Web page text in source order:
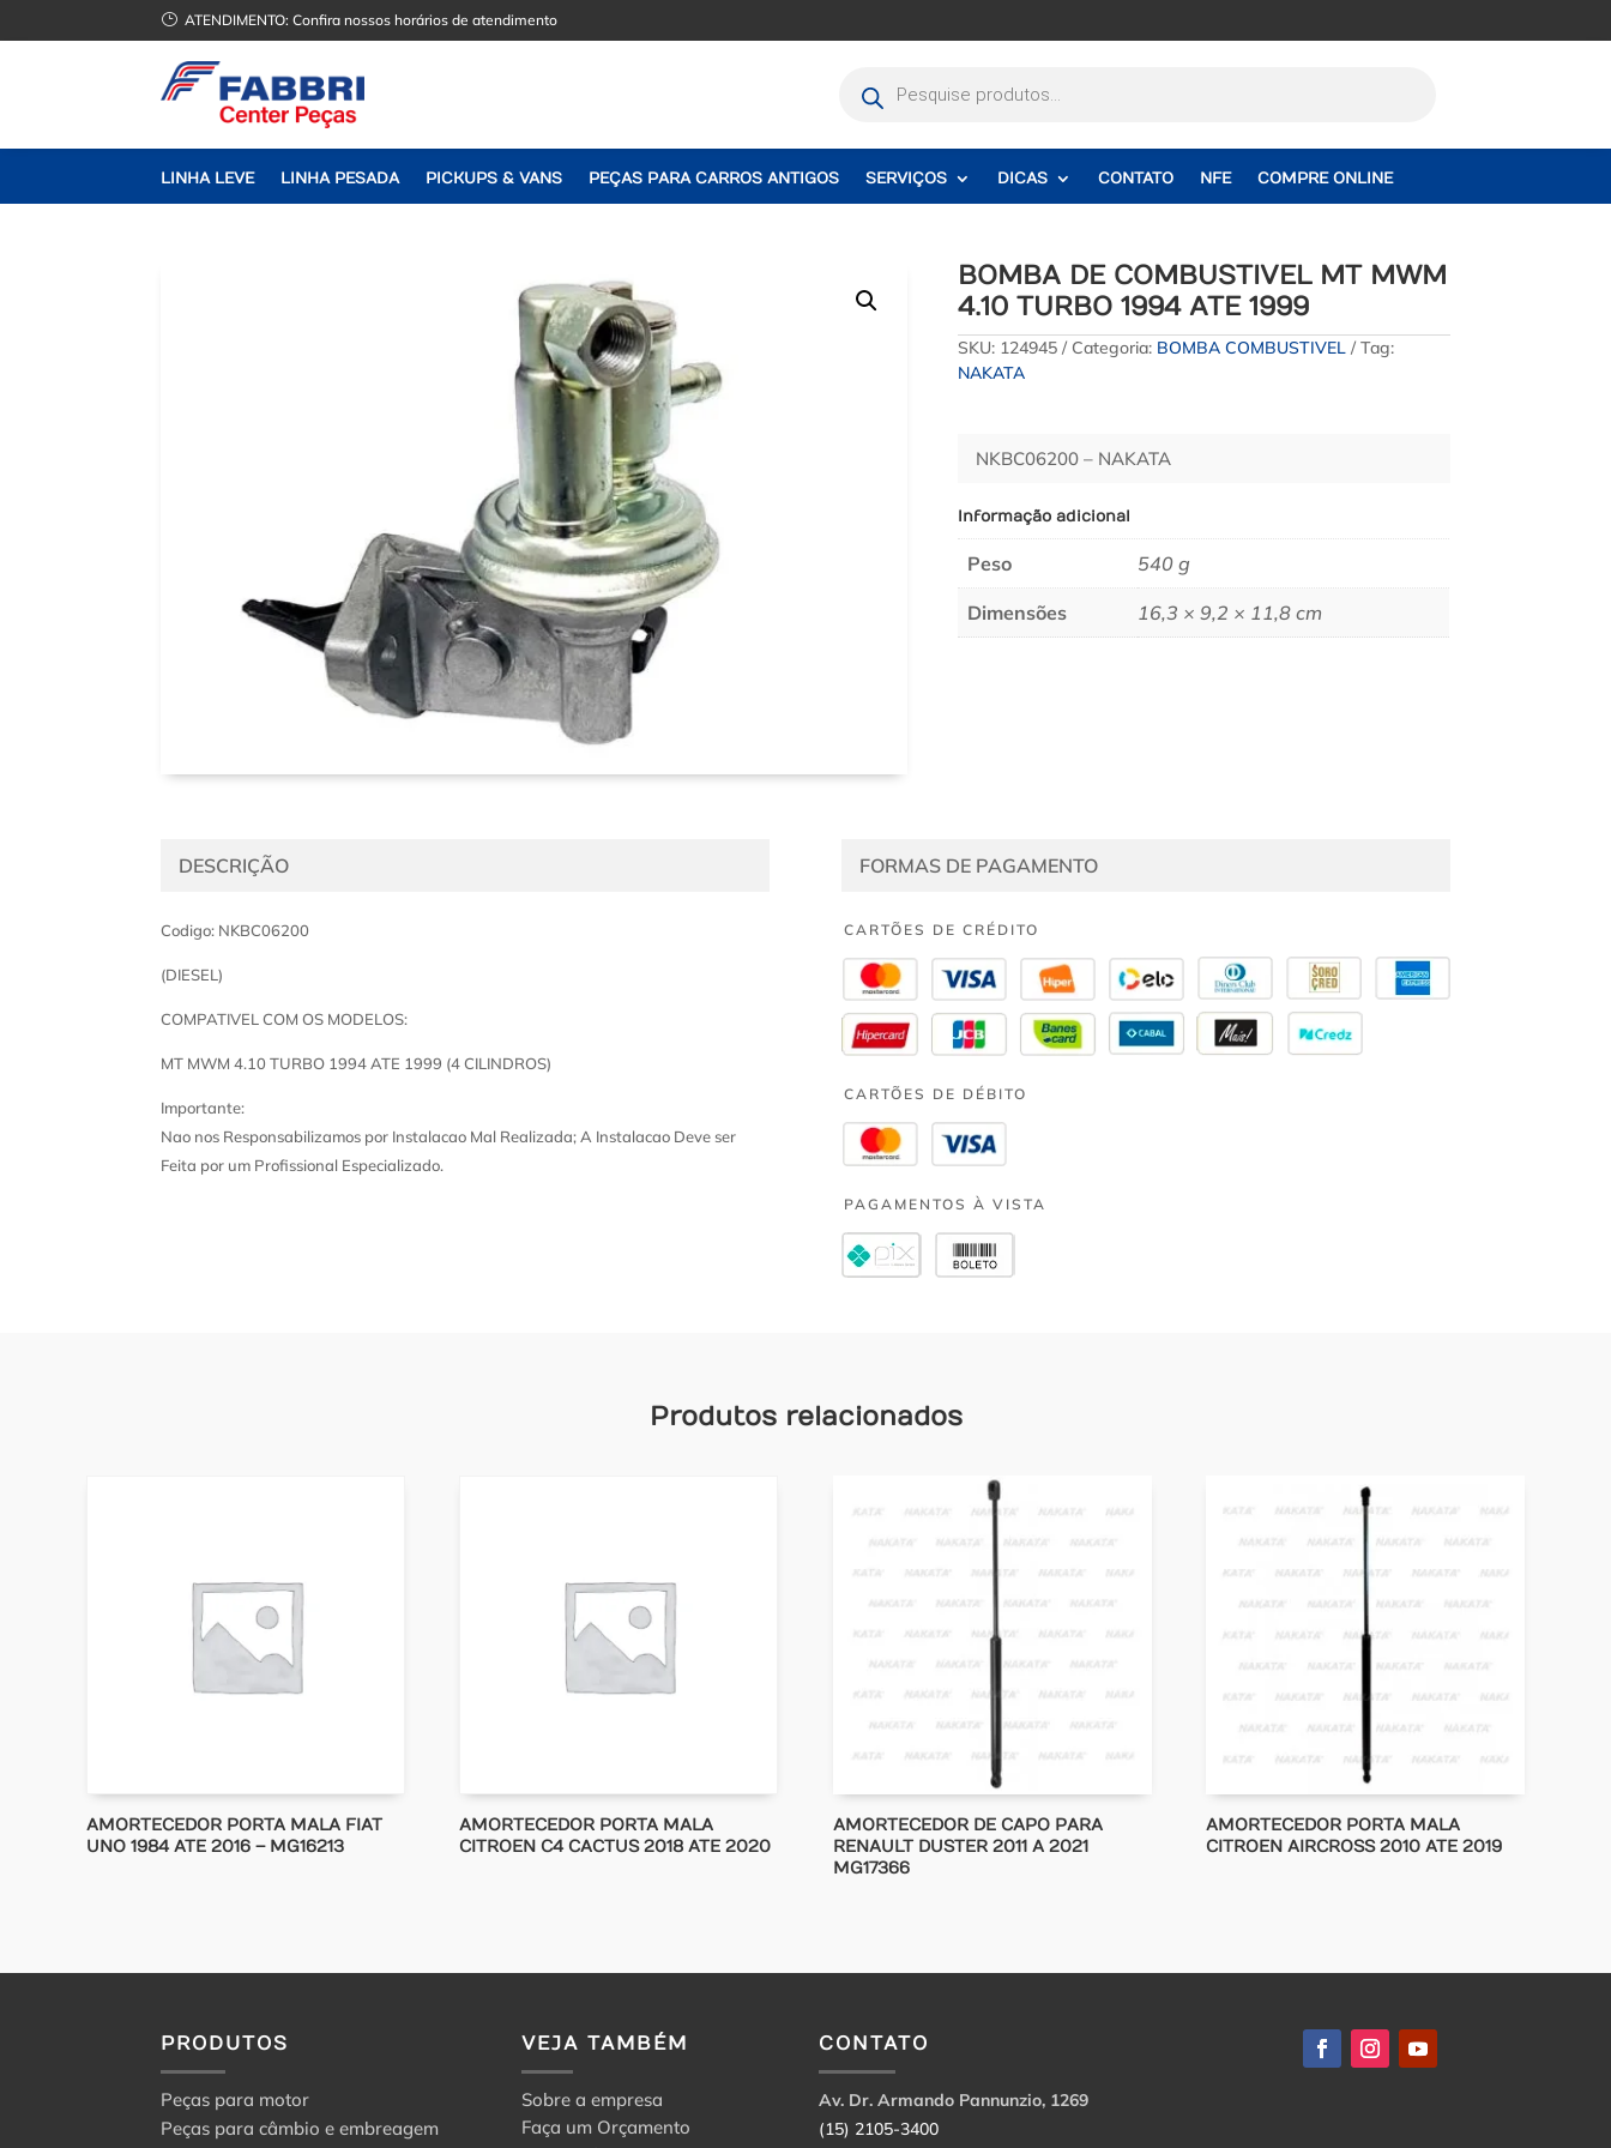
} ATENDIMENTO:Confira nossos horários de atendimento
produtos
LINHA LEVE LINHA PESADA PICKUPS & VANS PEÇAS PARA CARROS ANTIGOS SERVIÇOS DICAS CONTATO NFE COMPRE ONLINE
BOMBA DE COMBUSTIVEL MT MWM
4.10 TURBO 1994 ATE 1999
SKU: 124945 Categoria: BOMBA COMBUSTIVEL
Tag:
NAKATA
NKBC06200 – NAKATA
Informação adicional
Peso 540 g
Dimensões 16,3 × 9,2 × 11,8 cm
DESCRIÇÃO
Codigo: NKBC06200
(DIESEL)
COMPATIVEL COM OS MODELOS:
MT MWM 4.10 TURBO 1994 ATE 1999 (4 CILINDROS)
Importante:
Nao nos Responsabilizamos por Instalacao Mal Realizada; A Instalacao Deve ser
Feita por um Profissional Especializado.
FORMAS DE PAGAMENTO
CARTÕES DE CRÉDITO
CARTÕES DE DÉBITO
PAGAMENTOS À VISTA
Produtos relacionados
AMORTECEDOR PORTA MALA FIAT
UNO 1984 ATE 2016 – MG16213
AMORTECEDOR PORTA MALA
CITROEN C4 CACTUS 2018 ATE 2020
AMORTECEDOR DE CAPO PARA
RENAULT DUSTER 2011 A 2021
MG17366
AMORTECEDOR PORTA MALA
CITROEN AIRCROSS 2010 ATE 2019
PRODUTOS
Peças para motor
Peças para câmbio e embreagem
VEJA TAMBÉM
Sobre a empresa
Faça um Orçamento
CONTATO
Av. Dr. Armando Pannunzio, 1269
(15) 2105-3400